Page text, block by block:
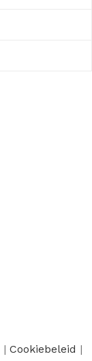
| Cookiebeleid |